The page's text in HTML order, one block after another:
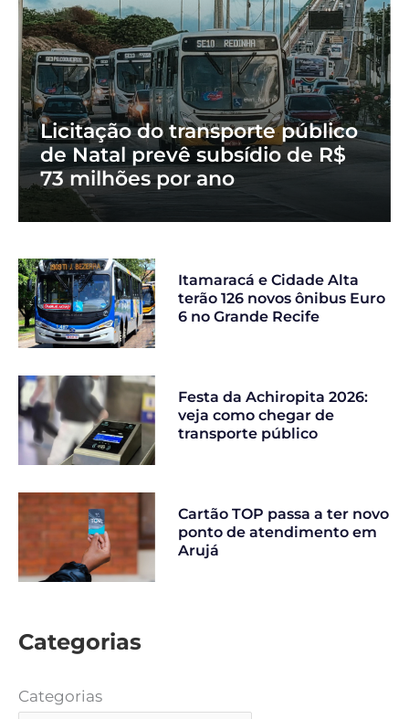
Licitação do transporte público
de Natal prevê subsídio de R$
73 milhões por ano
Itamaracá e Cidade Alta
terão 126 novos ônibus Euro
6 no Grande Recife
Festa da Achiropita 2026:
veja como chegar de
transporte público
Cartão TOP passa a ter novo
ponto de atendimento em
Arujá
Categorias
Categorias